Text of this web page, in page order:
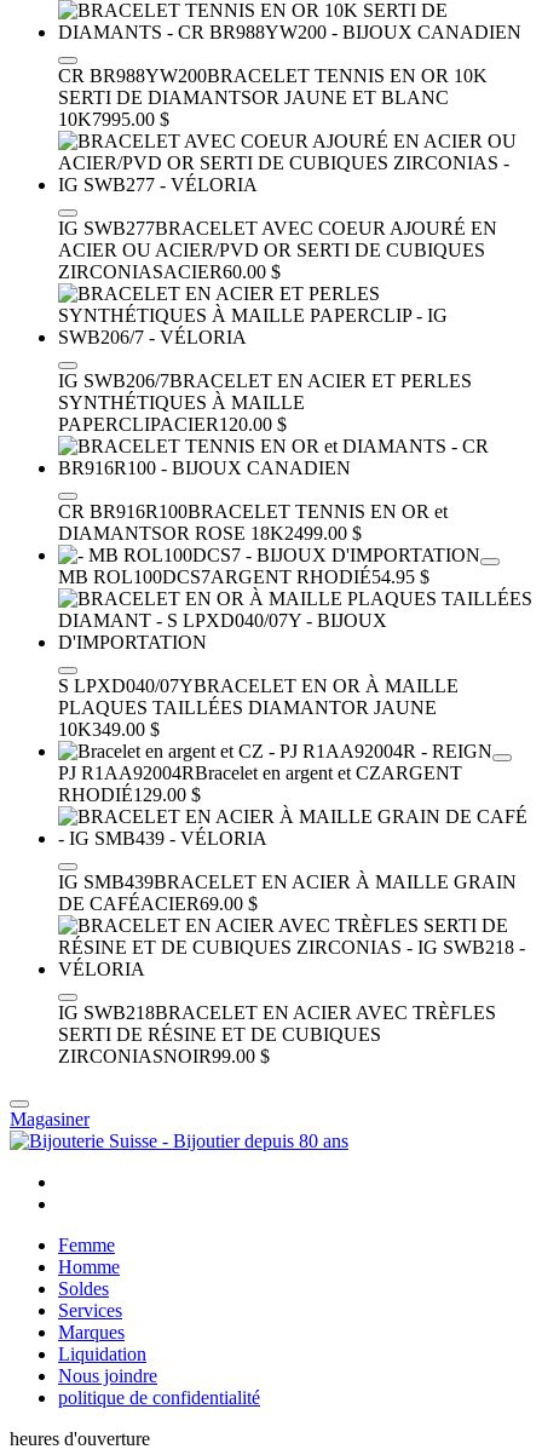
CR BR988YW200BRACELET TENNIS EN OR 10K
SERTI DE DIAMANTSOR JAUNE ET BLANC
10K7995.00 $
IG SWB277BRACELET AVEC COEUR AJOURÉ EN
ACIER OU ACIER/PVD OR SERTI DE CUBIQUES
ZIRCONIASACIER60.00 $
IG SWB206/7BRACELET EN ACIER ET PERLES
SYNTHÉTIQUES À MAILLE
PAPERCLIPACIER120.00 $
CR BR916R100BRACELET TENNIS EN OR et
DIAMANTSOR ROSE 18K2499.00 $
MB ROL100DCS7ARGENT RHODIÉ54.95 $
S LPXD040/07YBRACELET EN OR À MAILLE
PLAQUES TAILLÉES DIAMANTOR JAUNE
10K349.00 $
PJ R1AA92004RBracelet en argent et CZARGENT
RHODIÉ129.00 $
IG SMB439BRACELET EN ACIER À MAILLE GRAIN
DE CAFÉACIER69.00 $
IG SWB218BRACELET EN ACIER AVEC TRÈFLES
SERTI DE RÉSINE ET DE CUBIQUES
ZIRCONIASNOIR99.00 $
Magasiner
Femme
Homme
Soldes
Services
Marques
Liquidation
Nous joindre
politique de confidentialité
heures d'ouverture